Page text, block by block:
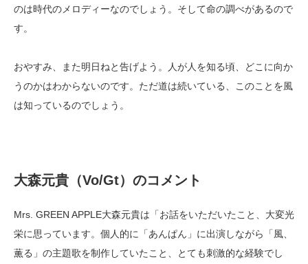
のは時代のメロディーなのでしょう。そして命の調べがあるので
す。
おやすみ、また明日ねと告げよう。人が人を知る頃、どこに向か
うのかはわからないのです。ただ道は続いている、このことを風
は知っているのでしょう。
大森元貴（Vo/Gt）のコメント
Mrs. GREEN APPLE大森元貴は「お話をいただいたこと、大変光
栄に思っています。個人的に「あんぱん」に出演しながら「風、
薫る」の主題歌を制作していたこと、とても刺激的な経験でし